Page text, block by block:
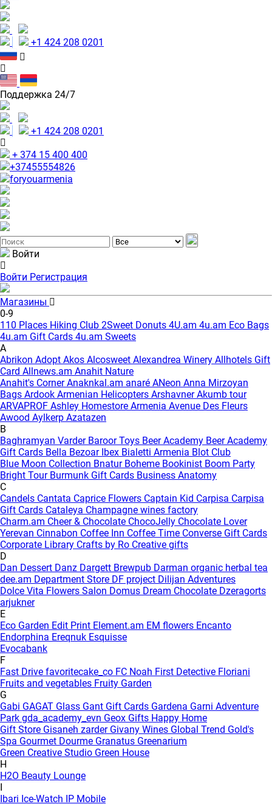
+1 424 208 0201
Поддержка 24/7
+1 424 208 0201
+ 374 15 400 400
+37455554826
foryouarmenia
Войти
Войти Регистрация
Магазины
0-9
110 Places Hiking Club 2Sweet Donuts 4U.am 4u.am Eco Bags
4u.am Gift Cards 4u.am Sweets
A
Abrikon Adopt Akos Alcosweet Alexandrea Winery Allhotels Gift
Card Allnews.am Anahit Nature
Anahit's CornerAnaknkal.am anaré ANeon Anna Mirzoyan
Bags Ardook Armenian Helicopters Arshavner Akumb tour
ARVAPROF Ashley Homestore Armenia Avenue Des Fleurs
Awood Aylkerp Azatazen
B
Baghramyan Varder Baroor Toys Beer Academy Beer Academy
Gift Cards Bella Bezoar Ibex Bialetti Armenia Blot Club
Blue Moon Collection Bnatur Boheme Bookinist Boom Party
Bright Tour Burmunk Gift Cards Business Anatomy
C
Candels Cantata Caprice Flowers Captain Kid Carpisa Carpisa
Gift Cards Cataleya Champagne wines factory
Charm.am Cheer & Chocolate ChocoJelly Chocolate Lover
Yerevan Cinnabon Coffee Inn Coffee Time Converse Gift Cards
Corporate Library Crafts by Ro Creative gifts
D
Dan Dessert Danz Dargett Brewpub Darman organic herbal tea
dee.am Department Store DF project Dilijan Adventures
Dolce Vita Flowers Salon Domus Dream Chocolate Dzeragorts
arjukner
E
Eco Garden Edit Print Element.am EM flowers Encanto
Endorphina Ereqnuk Esquisse
Evocabank
F
Fast Drive favoritecake_co FC Noah First Detective Floriani
Fruits and vegetables Fruity Garden
G
Gabi GAGAT Glass Gant Gift Cards Gardena Garni Adventure
Park gda_academy_evn Geox Gifts Happy Home
Gift Store Gisaneh zarder Givany Wines Global Trend Gold's
Spa Gourmet Dourme Granatus Greenarium
Green Creative Studio Green House
H
H2O Beauty Lounge
I
Ibari Ice-Watch IP Mobile